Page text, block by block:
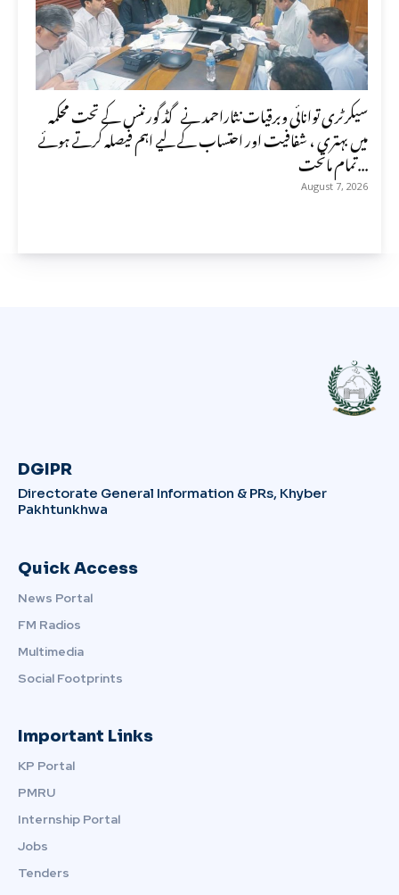
سیکرٹری توانائی وبرقیات نثاراحمد نے گڈ گورننس کے تحت محکمہ
میں بہتری ، شفافیت اور احتساب کے لیے اہم فیصلہ کرتے ہوئے
تمام ماتحت...
August 7, 2026
DGIPR
Directorate General Information & PRs, Khyber
Pakhtunkhwa
Quick Access
News Portal
FM Radios
Multimedia
Social Footprints
Important Links
KP Portal
PMRU
Internship Portal
Jobs
Tenders